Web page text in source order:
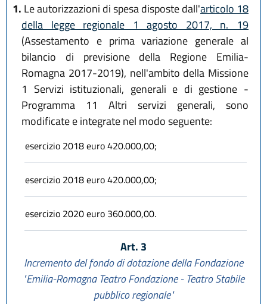
1. Le autorizzazioni di spesa disposte dall'articolo 18
della legge regionale 1 agosto 2017, n. 19
(Assestamento e prima variazione generale al
bilancio di previsione della Regione Emilia-
Romagna 2017-2019), nell'ambito della Missione
1 Servizi istituzionali, generali e di gestione -
Programma 11 Altri servizi generali, sono
modificate e integrate nel modo seguente:
esercizio 2018 euro 420.000,00;
esercizio 2018 euro 420.000,00;
esercizio 2020 euro 360.000,00.
Art. 3
Incremento del fondo di dotazione della Fondazione
"Emilia-Romagna Teatro Fondazione - Teatro Stabile
pubblico regionale"